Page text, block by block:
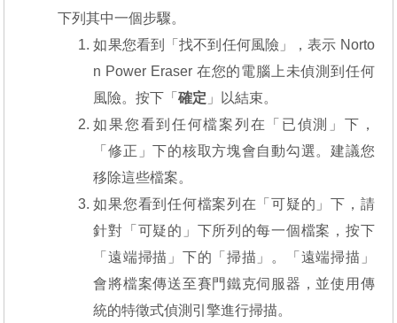
下列其中一個步驟。
如果您看到「找不到任何風險」，表示 Norto
n Power Eraser 在您的電腦上未偵測到任何
風險。按下「確定 」以結束。
如果您看到任何檔案列在「已偵測」下，
「修正」下的核取方塊會自動勾選。建議您
移除這些檔案。
如果您看到任何檔案列在「可疑的」下，請
針對「可疑的」下所列的每一個檔案，按下
「遠端掃描」下的「掃描」。「遠端掃描」
會將檔案傳送至賽門鐵克伺服器，並使用傳
統的特徵式偵測引擎進行掃描。